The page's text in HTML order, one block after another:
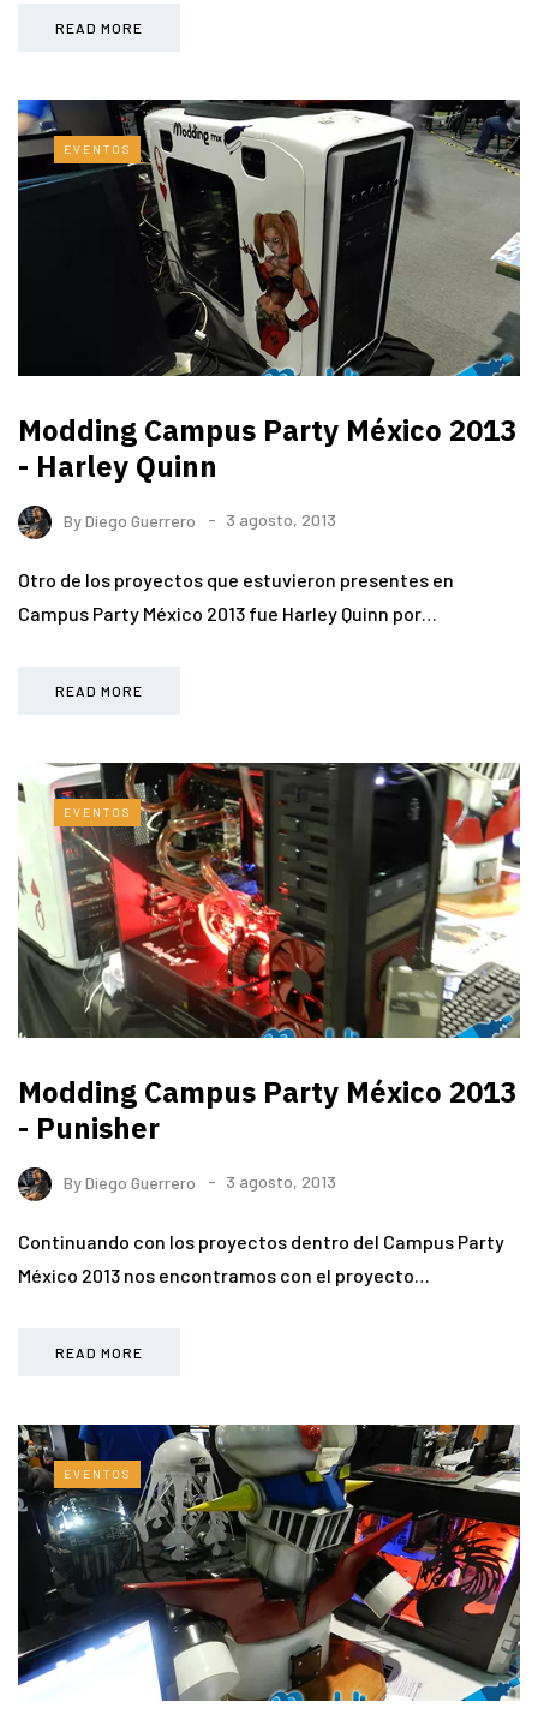
READ MORE
EVENTOS
Modding Campus Party México 2013
- Harley Quinn
ByDiego Guerrero 3 agosto, 2013
Otro de los proyectos que estuvieron presentes en
Campus Party México 2013 fue Harley Quinn por…
READ MORE
EVENTOS
Modding Campus Party México 2013
- Punisher
ByDiego Guerrero 3 agosto, 2013
Continuando con los proyectos dentro del Campus Party
México 2013 nos encontramos con el proyecto…
READ MORE
EVENTOS